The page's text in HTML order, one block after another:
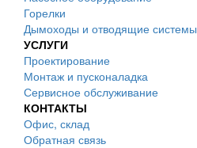
Горелки
Дымоходы и отводящие системы
УСЛУГИ
Проектирование
Монтаж и пусконаладка
Сервисное обслуживание
КОНТАКТЫ
Офис, склад
Обратная связь